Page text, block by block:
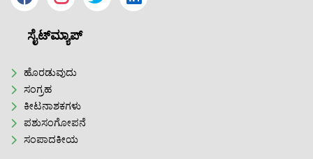
ಸೈಟ್‌ಮ್ಯಾಪ್
ಹೊರಡುವುದು
ಸಂಗ್ರಹ
ಕೀಟನಾಶಕಗಳು
ಪಶುಸಂಗೋಪನೆ
ಸಂಪಾದಕೀಯ